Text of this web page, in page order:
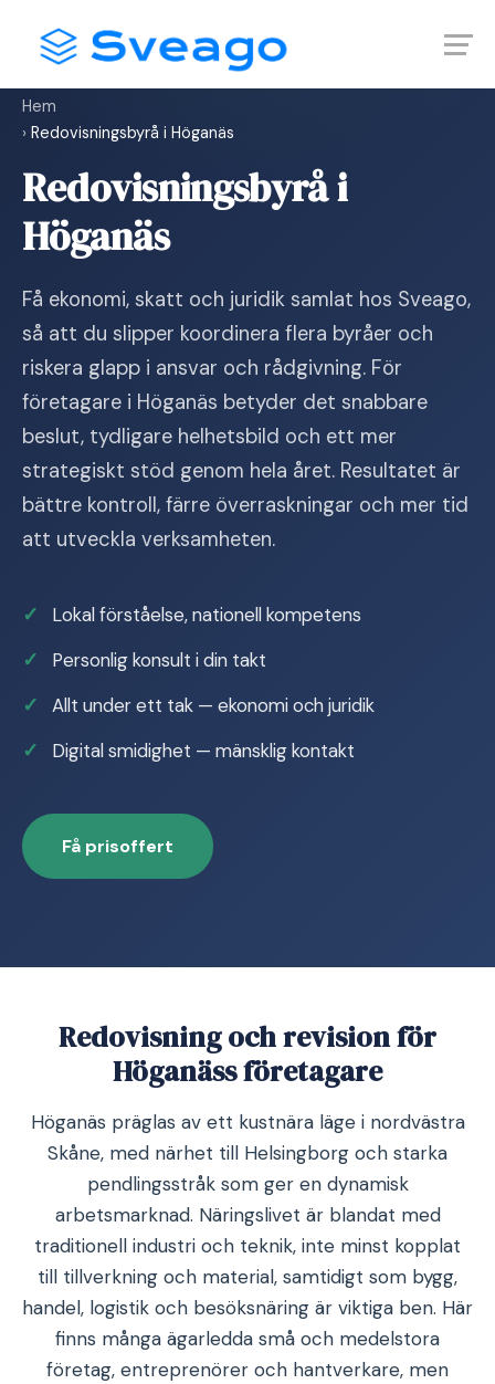
content
Hem
› Redovisningsbyrå i Höganäs
Redovisningsbyrå i
Höganäs
Få ekonomi, skatt och juridik samlat hos Sveago,
så att du slipper koordinera flera byråer och
riskera glapp i ansvar och rådgivning. För
företagare i Höganäs betyder det snabbare
beslut, tydligare helhetsbild och ett mer
strategiskt stöd genom hela året. Resultatet är
bättre kontroll, färre överraskningar och mer tid
att utveckla verksamheten.
Lokal förståelse, nationell kompetens
Personlig konsult i din takt
Allt under ett tak — ekonomi och juridik
Digital smidighet — mänsklig kontakt
Få prisoffert
Redovisning och revision för
Höganäss företagare
Höganäs präglas av ett kustnära läge i nordvästra
Skåne, med närhet till Helsingborg och starka
pendlingsstråk som ger en dynamisk
arbetsmarknad. Näringslivet är blandat med
traditionell industri och teknik, inte minst kopplat
till tillverkning och material, samtidigt som bygg,
handel, logistik och besöksnäring är viktiga ben. Här
finns många ägarledda små och medelstora
företag, entreprenörer och hantverkare, men